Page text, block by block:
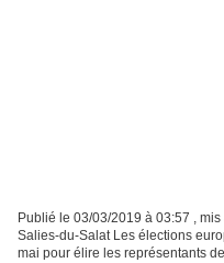
Publié le 03/03/2019 à 03:57 ,
Salies-du-Salat Les élections
mai pour élire les représentants